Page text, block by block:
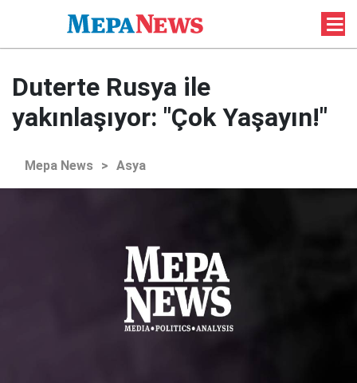
Duterte Rusya ile
yakınlaşıyor: "Çok Yaşayın!"
Mepa News > Asya